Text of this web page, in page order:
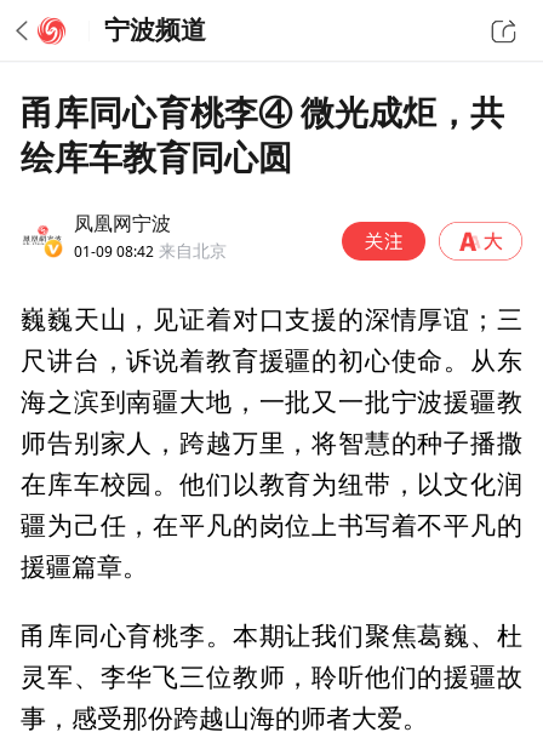
宁波频道
甬库同心育桃李④ 微光成炬，共
绘库车教育同心圆
凤凰网宁波
01-09 08:42 来自北京
巍巍天山，见证着对口支援的深情厚谊；三
尺讲台，诉说着教育援疆的初心使命。从东
海之滨到南疆大地，一批又一批宁波援疆教
师告别家人，跨越万里，将智慧的种子播撒
在库车校园。他们以教育为纽带，以文化润
疆为己任，在平凡的岗位上书写着不平凡的
援疆篇章。
甬库同心育桃李。本期让我们聚焦葛巍、杜
灵军、李华飞三位教师，聆听他们的援疆故
事，感受那份跨越山海的师者大爱。